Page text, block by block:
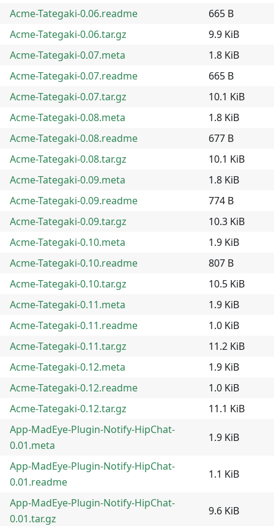
Acme-Tategaki-0.06.readme
665 B
Acme-Tategaki-0.06.tar.gz
9.9 KiB
Acme-Tategaki-0.07.meta
1.8 KiB
Acme-Tategaki-0.07.readme
665 B
Acme-Tategaki-0.07.tar.gz
10.1 KiB
Acme-Tategaki-0.08.meta
1.8 KiB
Acme-Tategaki-0.08.readme
677 B
Acme-Tategaki-0.08.tar.gz
10.1 KiB
Acme-Tategaki-0.09.meta
1.8 KiB
Acme-Tategaki-0.09.readme
774 B
Acme-Tategaki-0.09.tar.gz
10.3 KiB
Acme-Tategaki-0.10.meta
1.9 KiB
Acme-Tategaki-0.10.readme
807 B
Acme-Tategaki-0.10.tar.gz
10.5 KiB
Acme-Tategaki-0.11.meta
1.9 KiB
Acme-Tategaki-0.11.readme
1.0 KiB
Acme-Tategaki-0.11.tar.gz
11.2 KiB
Acme-Tategaki-0.12.meta
1.9 KiB
Acme-Tategaki-0.12.readme
1.0 KiB
Acme-Tategaki-0.12.tar.gz
11.1 KiB
App-MadEye-Plugin-Notify-HipChat-
0.01.meta
1.9 KiB
App-MadEye-Plugin-Notify-HipChat-
0.01.readme
1.1 KiB
App-MadEye-Plugin-Notify-HipChat-
0.01.tar.gz
9.6 KiB